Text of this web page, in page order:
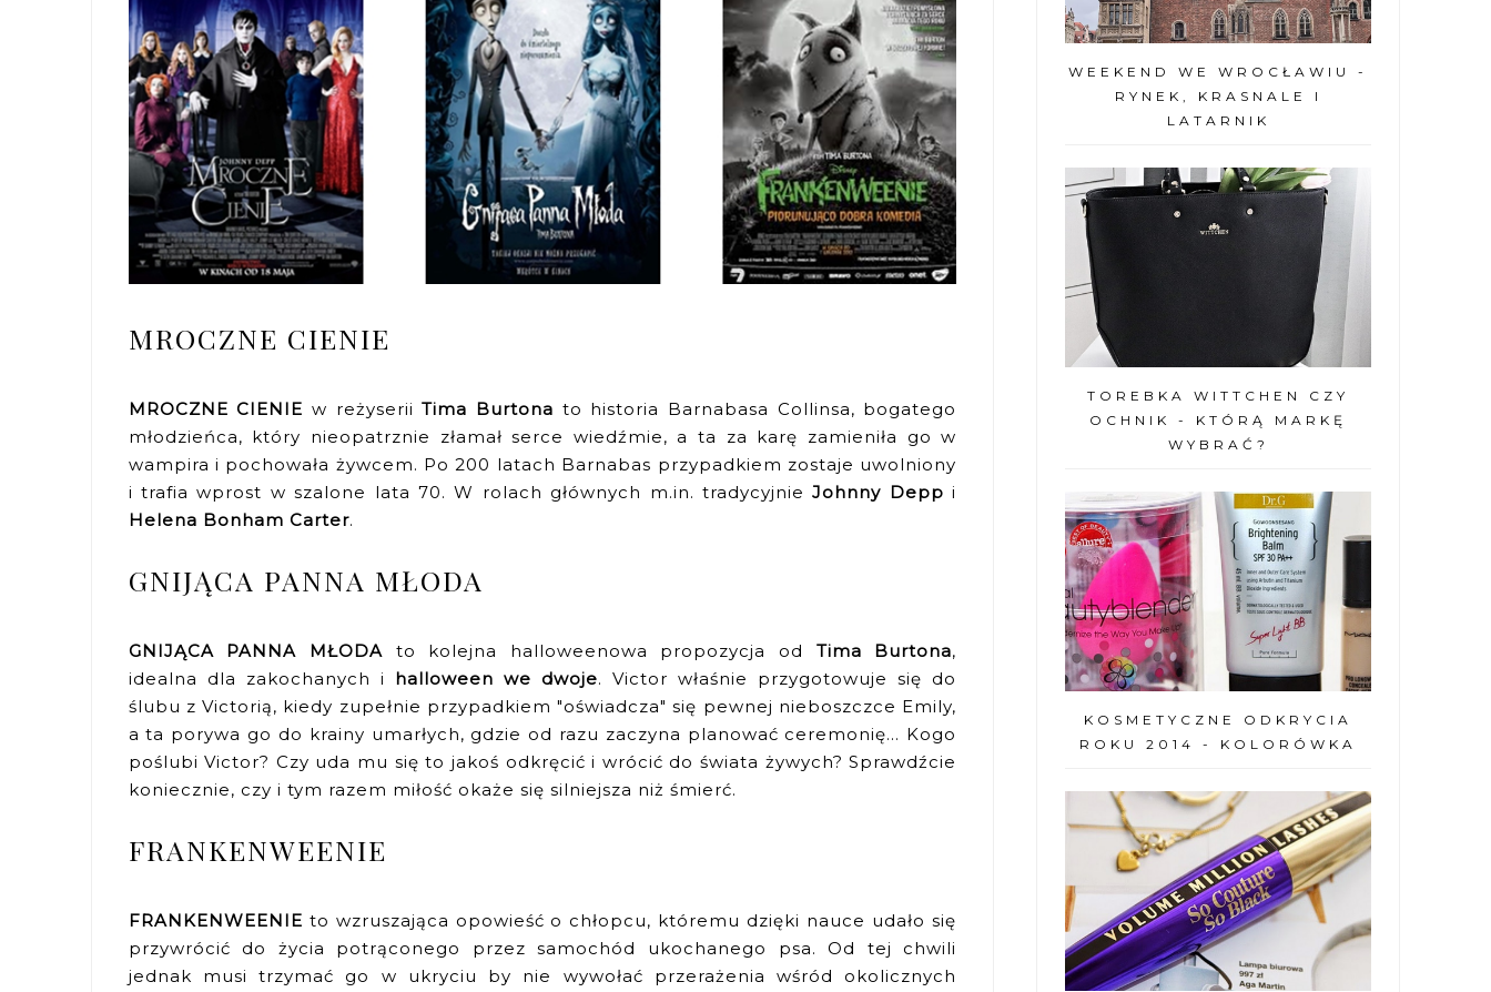
MROCZNE CIENIE
MROCZNE CIENIE w reżyseriiTima Burtona to historia Barnabasa Collinsa, bogatego
młodzieńca, który nieopatrznie złamał serce wiedźmie, a ta za karę zamieniła go w
wampira i pochowała żywcem. Po 200 latach Barnabas przypadkiem zostaje uwolniony
i trafia wprost w szalone lata 70. W rolach głównych m.in. tradycyjnieJohnny Depp i
Helena Bonham Carter.
GNIJĄCA PANNA MŁODA
GNIJĄCA PANNA MŁODAto kolejna halloweenowa propozycja od Tima Burtona,
idealna dla zakochanych i
halloween we dwoje. Victor właśnie przygotowuje się do
ślubu z Victorią, kiedy zupełnie przypadkiem "oświadcza" się pewnej nieboszczce Emily,
a ta porywa go do krainy umarłych, gdzie od razu zaczyna planować ceremonię... Kogo
poślubi Victor? Czy uda mu się to jakoś odkręcić i wrócić do świata żywych? Sprawdźcie
koniecznie, czy i tym razem miłość okaże się silniejsza niż śmierć.
FRANKENWEENIE
FRANKENWEENIE to wzruszająca opowieść o chłopcu, któremu dzięki nauce udało się
przywrócić do życia potrąconego przez samochód ukochanego psa. Od tej chwili
jednak musi trzymać go w ukryciu by nie wywołać przerażenia wśród okolicznych
WEEKEND WE WROCŁAWIU -
RYNEK, KRASNALE I
LATARNIK
TOREBKA WITTCHEN CZY
OCHNIK - KTÓRĄ MARKĘ
WYBRAĆ?
KOSMETYCZNE ODKRYCIA
ROKU 2014 - KOLORÓWKA